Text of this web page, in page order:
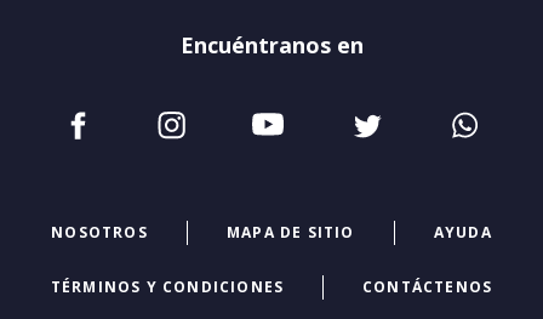
Encuéntranos en
NOSOTROS MAPA DE SITIO AYUDA
TÉRMINOS Y CONDICIONES CONTÁCTENOS